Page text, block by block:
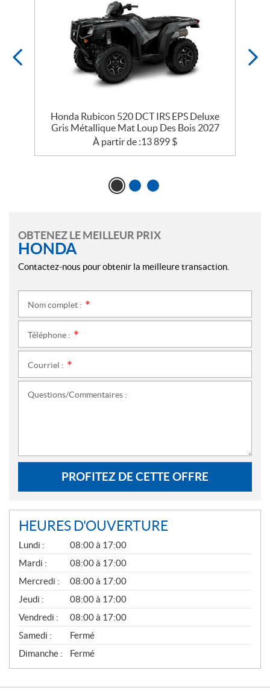
Honda Rubicon 520 DCT IRS EPS Deluxe
Gris Métallique Mat Loup Des Bois 2027
À partir de :13 899 $
OBTENEZ LE MEILLEUR PRIX
HONDA
Contactez-nous pour obtenir la meilleure transaction.
Nom complet :
Téléphone :
Courriel :
Questions/Commentaires :
PROFITEZ DE CETTE OFFRE
HEURES D'OUVERTURE
G
É
N
É
R
A
L
Lundi :
08:00 à 17:00
Mardi :
08:00 à 17:00
Mercredi :
08:00 à 17:00
Jeudi :
08:00 à 17:00
Vendredi :
08:00 à 17:00
Samedi :
Fermé
Dimanche :
Fermé